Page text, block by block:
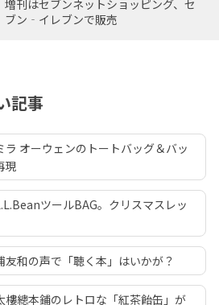
増刊はセブンネットショッピング、セ
ブン‐イレブンで販売
記事
ラ オーウェンのトートバッグ＆バッ
現
ツールBAG。クリスマスレッ
和の声で「聴く本」はいかが？
樓總本鋪のレトロな「紅茶飴缶」が